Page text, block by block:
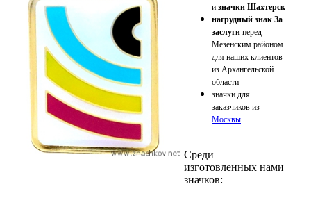
и значки Шахтерск
нагрудный знак За
заслуги перед
Мезенским районом
для наших клиентов
из Архангельской
области
значки для
заказчиков из
Москвы
Среди
изготовленных нами
значков: